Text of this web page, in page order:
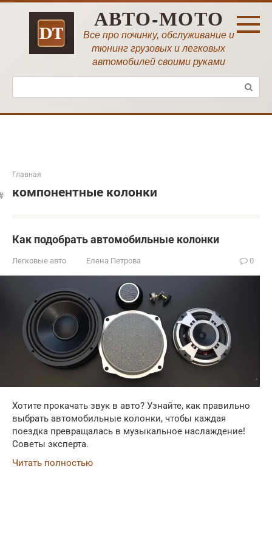
Перейти
АВТО-МОТО
Все про починку, обслуживание и
тюнинг грузовых и легковых
автомобилей своими руками
Поиск:
Главная
компонентные колонки
Как подобрать автомобильные колонки
Легковые авто Елена Петрова 0
Хотите прокачать звук в авто? Узнайте, как правильно
выбрать автомобильные колонки, чтобы каждая
поездка превращалась в музыкальное наслаждение!
Советы эксперта.
Читать полностью